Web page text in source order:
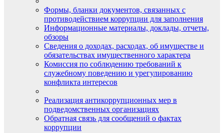
Формы, бланки документов, связанных с
противодействием коррупции для заполнения
Информационные материалы, доклады, отчеты,
обзоры
Сведения о доходах, расходах, об имуществе и
обязательствах имущественного характера
Комиссия по соблюдению требований к
служебному поведению и урегулированию
конфликта интересов
Реализация антикоррупционных мер в
подведомственных организациях
Обратная связь для сообщений о фактах
коррупции